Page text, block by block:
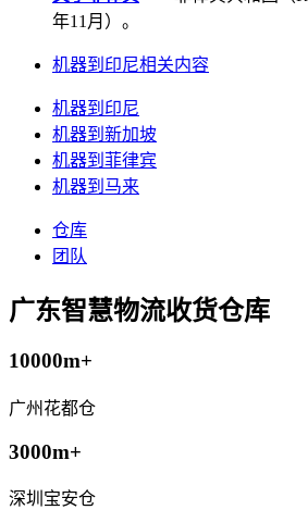
年11月）。
机器到印尼相关内容
机器到印尼
机器到新加坡
机器到菲律宾
机器到马来
仓库
团队
广东智慧物流收货仓库
10000m+
广州花都仓
3000m+
深圳宝安仓